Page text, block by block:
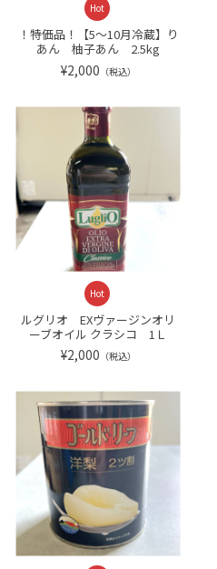
Hot
！特価品！【5～10月冷蔵】り
あん 柚子あん 2.5kg
¥2,000 （税込）
Hot
ルグリオ EXヴァージンオリ
ーブオイル クラシコ 1Ｌ
¥2,000 （税込）